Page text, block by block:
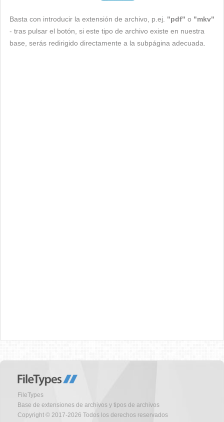
Basta con introducir la extensión de archivo, p.ej. "pdf" o "mkv"
- tras pulsar el botón, si este tipo de archivo existe en nuestra
base, serás redirigido directamente a la subpágina adecuada.
FileTypes
Base de extensiones de archivos y tipos de archivos
Copyright © 2017-2026 Todos los derechos reservados